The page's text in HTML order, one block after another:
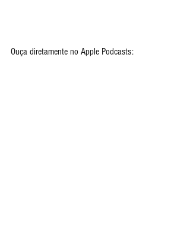
Ouça diretamente no Apple Podcasts: